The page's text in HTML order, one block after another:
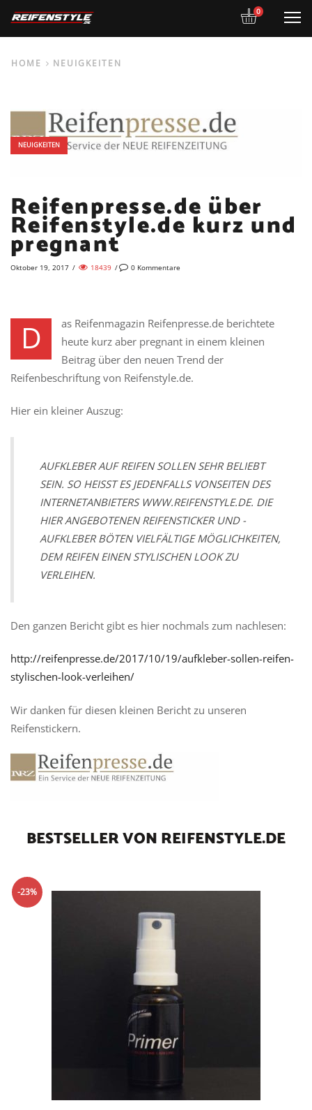
0
HOME NEUIGKEITEN
NEUIGKEITEN
Reifenpresse.de über
Reifenstyle.de kurz und
pregnant
Oktober 19, 2017 / 18439 / 0 Kommentare
D
as Reifenmagazin Reifenpresse.de berichtete
heute kurz aber pregnant in einem kleinen
Beitrag über den neuen Trend der
Reifenbeschriftung von Reifenstyle.de.
Hier ein kleiner Auszug:
AUFKLEBER AUF REIFEN SOLLEN SEHR BELIEBT
SEIN. SO HEISST ES JEDENFALLS VONSEITEN DES I
NTERNETANBIETERS WWW.REIFENSTYLE.DE. DIE H
IER ANGEBOTENEN REIFENSTICKER UND -A
UFKLEBER BÖTEN VIELFÄLTIGE MÖGLICHKEITEN, D
EM REIFEN EINEN STYLISCHEN LOOK ZU V
ERLEIHEN.
Den ganzen Bericht gibt es hier nochmals zum nachlesen:
http://reifenpresse.de/2017/10/19/aufkleber-sollen-reifen-
stylischen-look-verleihen/
Wir danken für diesen kleinen Bericht zu unseren
Reifenstickern.
BESTSELLER VON REIFENSTYLE.DE
-23%